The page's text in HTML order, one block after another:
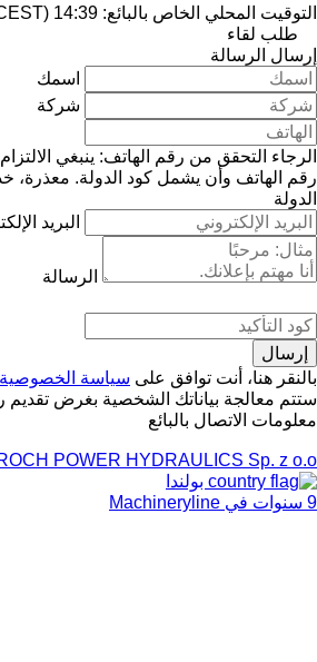
التوقيت المحلي الخاص بالبائع: 14:39 (CEST)
طلب لقاء
إرسال الرسالة
اسمك
شركة
الرجاء التحقق من رقم الهاتف: ينبغي
رقم الهاتف وأن يشمل كود الدولة. معذرة،
الدولة
البريد
الرسالة
بالنقر هنا، أنت توافق على سياسة الخصوصية
ستتم معالجة بياناتك الشخصية بغرض
معلومات الاتصال بالبائع
POWER HYDRAULICS Sp. z o.o.
بولندا
9 سنوات في Machineryline